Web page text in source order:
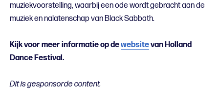
muziekvoorstelling, waarbij een ode wordt gebracht aan de
muziek en nalatenschap van Black Sabbath.
Kijk voor meer informatie op dewebsitevan Holland
Dance Festival.
Dit is gesponsorde content.